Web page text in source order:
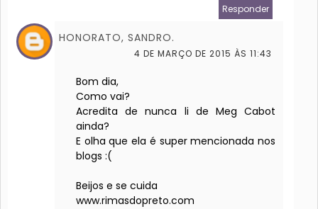
Responder
HONORATO, SANDRO.
4 DE MARÇO DE 2015 ÀS 11:43
Bom dia,
Como vai?
Acredita de nunca li de Meg Cabot
ainda?
E olha que ela é super mencionada nos
blogs :(
Beijos e se cuida
www.rimasdopreto.com